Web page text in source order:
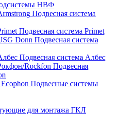
НВФ
Подвесная система
Подвесная система Primet
Подвесная система
Подвесная система Албес
Подвесная
Подвесные системы